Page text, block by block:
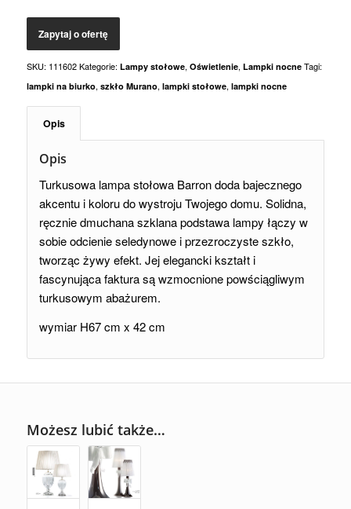
SKU: 111602 Kategorie: Lampy stołowe, Oświetlenie, Lampki nocne Tagi:
lampki na biurko, szkło Murano, lampki stołowe, lampki nocne
Opis
Opis
Turkusowa lampa stołowa Barron doda bajecznego
akcentu i koloru do wystroju Twojego domu. Solidna,
ręcznie dmuchana szklana podstawa lampy łączy w
sobie odcienie seledynowe i przezroczyste szkło,
tworząc żywy efekt. Jej elegancki kształt i
fascynująca faktura są wzmocnione powściągliwym
turkusowym abażurem.
wymiar H67 cm x 42 cm
Możesz lubić także…